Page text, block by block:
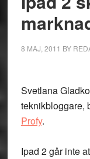
8 MAJ, 2011 BY
Svetlana
teknikbloggare,
Profy.
Ipad 2 går inte